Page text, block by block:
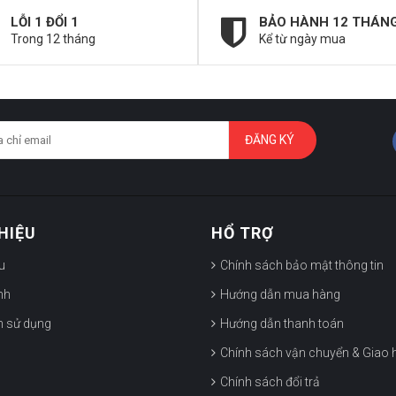
LỖI 1 ĐỔI 1
Trong 12 tháng
BẢO HÀNH 12
Kể từ ngày mua
ĐĂNG KÝ
sử dụng
HỔ TRỢ
Chính sách bảo mật thông tin
Hướng dẫn mua hàng
Hướng dẫn thanh toán
Chính sách vận chuyển & Giao
Chính sách đổi trả